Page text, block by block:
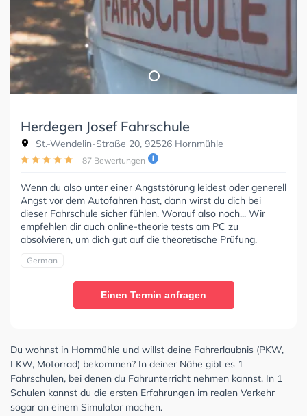
Herdegen Josef Fahrschule
St.-Wendelin-Straße 20, 92526 Hornmühle
87 Bewertungen
Wenn du also unter einer Angststörung leidest oder generell
Angst vor dem Autofahren hast, dann wirst du dich bei
dieser Fahrschule sicher fühlen. Worauf also noch... Wir
empfehlen dir auch online-theorie tests am PC zu
absolvieren, um dich gut auf die theoretische Prüfung.
German
Einen Termin anfragen
Du wohnst in Hornmühle und willst deine Fahrerlaubnis (PKW,
LKW, Motorrad) bekommen? In deiner Nähe gibt es 1
Fahrschulen, bei denen du Fahrunterricht nehmen kannst. In 1
Schulen kannst du die ersten Erfahrungen im realen Verkehr
sogar an einem Simulator machen.